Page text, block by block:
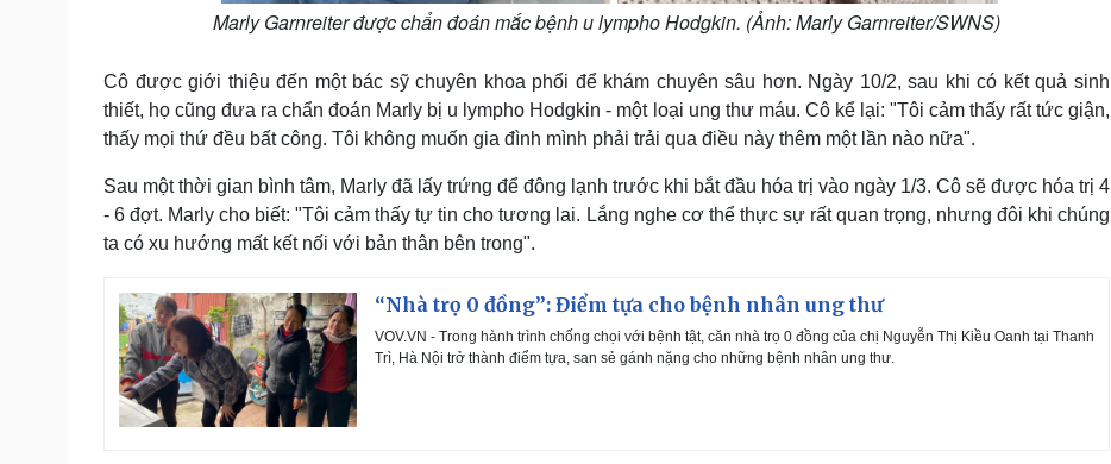
Marly Garnreiter được chẩn đoán mắc bệnh u lympho Hodgkin. (Ảnh: Marly Garnreiter/SWNS)
Cô được giới thiệu đến một bác sỹ chuyên khoa phổi để khám chuyên sâu hơn. Ngày 10/2, sau khi có kết quả sinh
thiết, họ cũng đưa ra chẩn đoán Marly bị u lympho Hodgkin - một loại ung thư máu. Cô kể lại: "Tôi cảm thấy rất tức giận,
thấy mọi thứ đều bất công. Tôi không muốn gia đình mình phải trải qua điều này thêm một lần nào nữa".
Sau một thời gian bình tâm, Marly đã lấy trứng để đông lạnh trước khi bắt đầu hóa trị vào ngày 1/3. Cô sẽ được hóa trị 4
- 6 đợt. Marly cho biết: "Tôi cảm thấy tự tin cho tương lai. Lắng nghe cơ thể thực sự rất quan trọng, nhưng đôi khi chúng
ta có xu hướng mất kết nối với bản thân bên trong".
“Nhà trọ 0 đồng”: Điểm tựa cho bệnh nhân ung thư
VOV.VN - Trong hành trình chống chọi với bệnh tật, căn nhà trọ 0 đồng của chị Nguyễn Thị Kiều Oanh tại Thanh
Trì, Hà Nội trở thành điểm tựa, san sẻ gánh nặng cho những bệnh nhân ung thư.